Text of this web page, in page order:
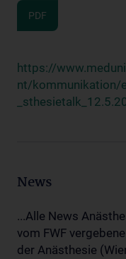
PDF
https://
nt/kommunikation/
News
...Alle News
vom FWF
der Anästhesie